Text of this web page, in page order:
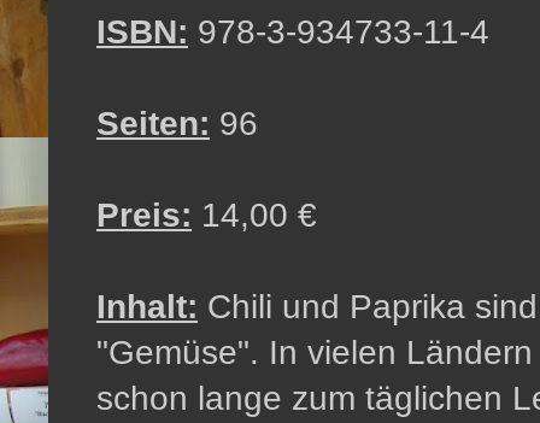
ISBN: 978-3-934733-11-4
Seiten: 96
Preis: 14,00 €
Inhalt: Chili und Paprika
"Gemüse". In vielen
schon lange zum täglichen